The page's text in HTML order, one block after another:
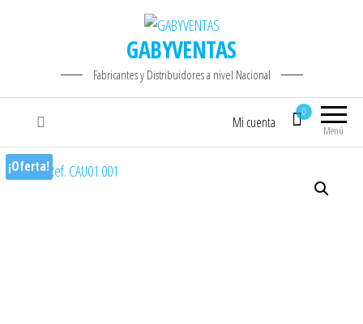
GABYVENTAS
Fabricantes y Distribuidores a nivel Nacional
Menú
0
Mi cuenta
¡Oferta!